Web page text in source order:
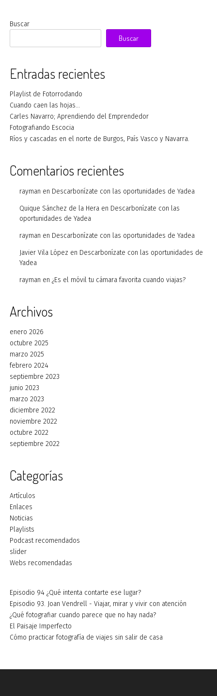
Buscar
Buscar
Entradas recientes
Playlist de Fotorrodando
Cuando caen las hojas…
Carles Navarro; Aprendiendo del Emprendedor
Fotografiando Escocia
Ríos y cascadas en el norte de Burgos, País Vasco y Navarra.
Comentarios recientes
rayman en Descarbonízate con las oportunidades de Yadea
Quique Sánchez de la Hera en Descarbonízate con las
oportunidades de Yadea
rayman en Descarbonízate con las oportunidades de Yadea
Javier Vila López en Descarbonízate con las oportunidades de
Yadea
rayman en ¿Es el móvil tu cámara favorita cuando viajas?
Archivos
enero 2026
octubre 2025
marzo 2025
febrero 2024
septiembre 2023
junio 2023
marzo 2023
diciembre 2022
noviembre 2022
octubre 2022
septiembre 2022
Categorías
Artículos
Enlaces
Noticias
Playlists
Podcast recomendados
slider
Webs recomendadas
Episodio 94 ¿Qué intenta contarte ese lugar?
Episodio 93. Joan Vendrell - Viajar, mirar y vivir con atención
¿Qué fotografiar cuando parece que no hay nada?
El Paisaje Imperfecto
Cómo practicar fotografía de viajes sin salir de casa